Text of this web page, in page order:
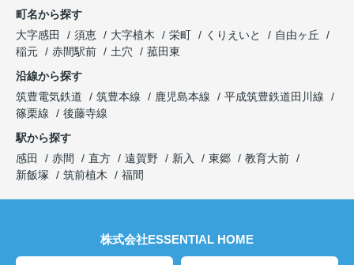
町名から探す
大字感田
須恵 大字植木 栄町 くりえいと
自由ヶ丘
稲元
赤間駅前 土穴
菰田東
沿線から探す
筑豊電気鉄道
筑豊本線 鹿児島本線
平成筑豊鉄道田川線
篠栗線
後藤寺線
駅から探す
感田
赤間 直方 遠賀野 新入 東郷
教育大前
新飯塚
筑前植木 福間
株式会社ESSENTIAL HOME